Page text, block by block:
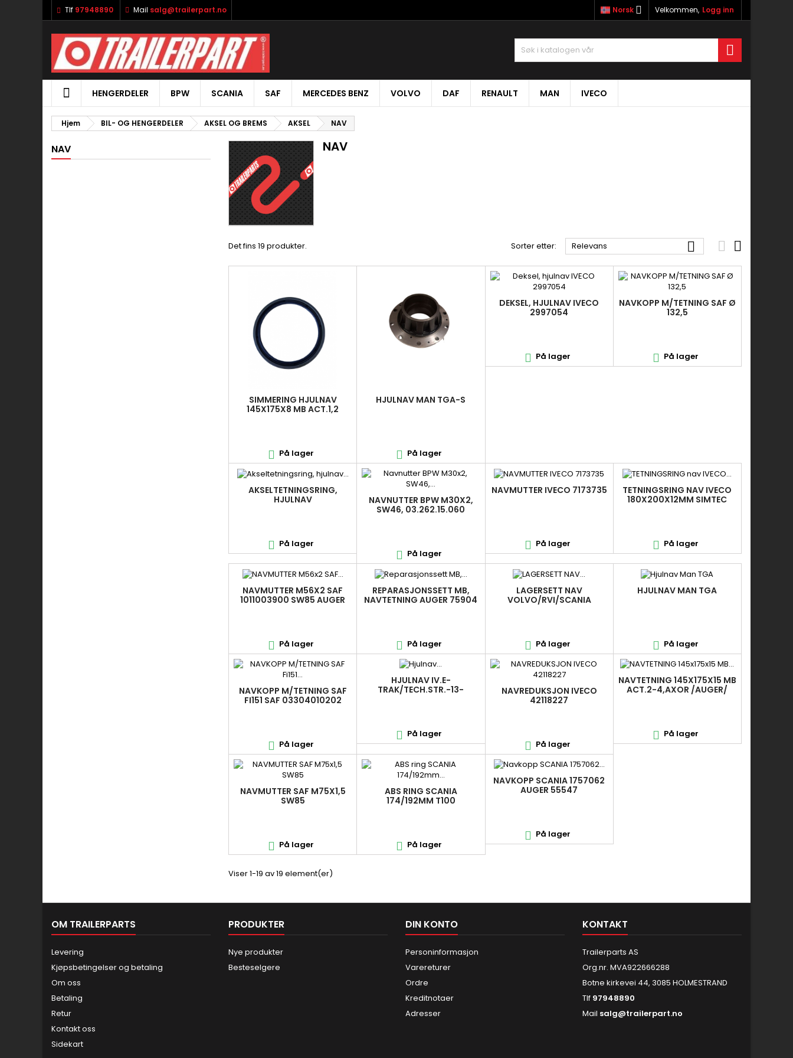
Tlf 97948890 Mail salg@trailerpart.no Velkommen, Logg inn
Norsk 

HENGERDELER BPW SCANIA SAF MERCEDES BENZ VOLVO DAF RENAULT MAN IVECO
Hjem BIL- OG HENGERDELER AKSEL OG BREMS AKSEL NAV
NAV NAV
Det fins 19 produkter. Sorter etter: Relevans   
SIMMERING HJULNAV
145X175X8 MB ACT.1,2
 På lager
HJULNAV MAN TGA-S
 På lager
DEKSEL, HJULNAV IVECO
2997054
 På lager
NAVKOPP M/TETNING SAF Ø
132,5
 På lager
AKSELTETNINGSRING,
HJULNAV
 På lager
NAVNUTTER BPW M30X2,
SW46, 03.262.15.060
 På lager
NAVMUTTER IVECO 7173735
 På lager
TETNINGSRING NAV IVECO
180X200X12MM SIMTEC
 På lager
NAVMUTTER M56X2 SAF
1011003900 SW85 AUGER
 På lager
REPARASJONSSETT MB,
NAVTETNING AUGER 75904
 På lager
LAGERSETT NAV
VOLVO/RVI/SCANIA
 På lager
HJULNAV MAN TGA
 På lager
NAVKOPP M/TETNING SAF
FI151 SAF 03304010202
 På lager
HJULNAV IV.E-
TRAK/TECH.STR.-13-
 På lager
NAVREDUKSJON IVECO
42118227
 På lager
NAVTETNING 145X175X15 MB
ACT.2-4,AXOR /AUGER/
 På lager
NAVMUTTER SAF M75X1,5
SW85
 På lager
ABS RING SCANIA
174/192MM T100
 På lager
NAVKOPP SCANIA 1757062
AUGER 55547
 På lager
Viser 1-19 av 19 element(er)
OM TRAILERPARTS
Levering
Kjøpsbetingelser og betaling
Om oss
Betaling
Retur
Kontakt oss
Sidekart
PRODUKTER
Nye produkter
Besteselgere
DIN KONTO
Personinformasjon
Varereturer
Ordre
Kreditnotaer
Adresser
KONTAKT
Trailerparts AS
Org.nr. MVA922666288
Botne kirkevei 44, 3085 HOLMESTRAND
Tlf 97948890
Mail salg@trailerpart.no